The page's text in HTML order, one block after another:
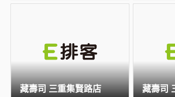
藏壽司 三重集賢路店 藏壽司